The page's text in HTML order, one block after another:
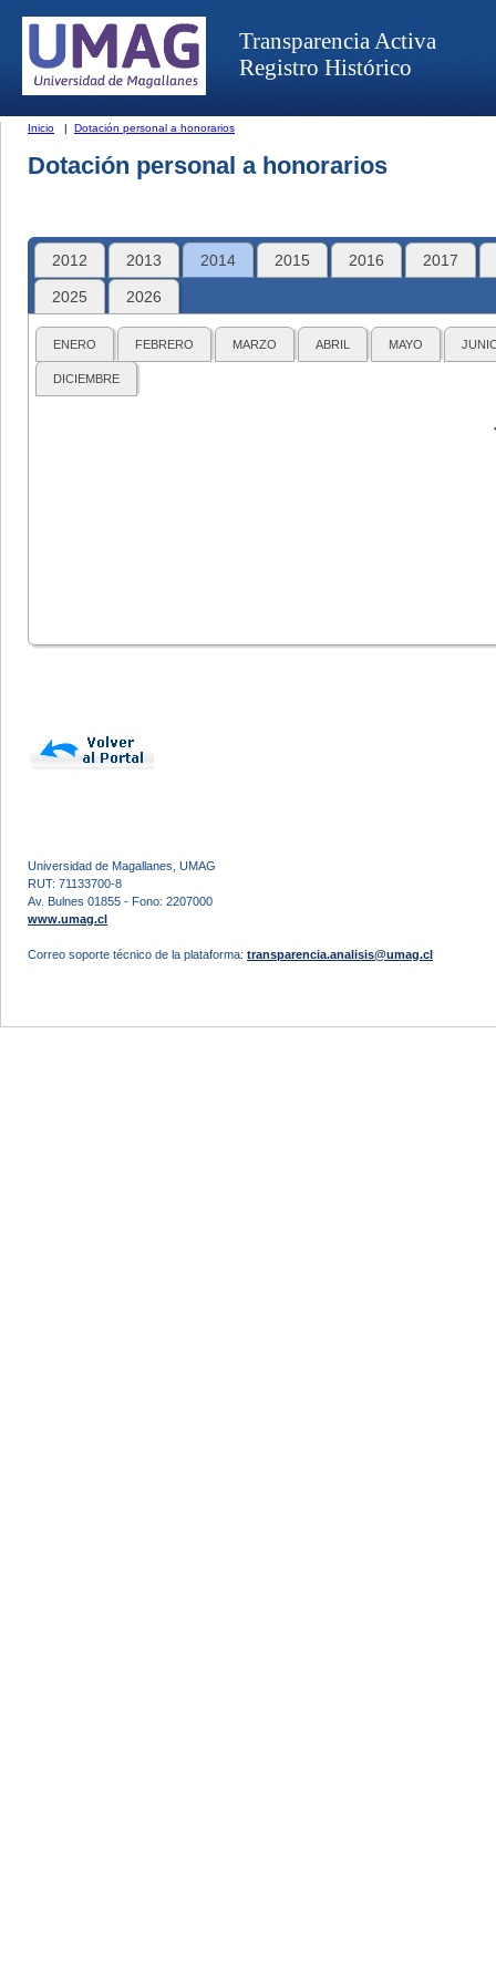
Transparencia Activa
Registro Histórico
Inicio | Dotación personal a honorarios
Dotación personal a honorarios
2012 2013 2014 2015 2016 2017
2025 2026
ENERO FEBRERO MARZO ABRIL MAYO
DICIEMBRE
Universidad de Magallanes, UMAG
RUT: 71133700-8
Av. Bulnes 01855 - Fono: 2207000
www.umag.cl
Correo soporte técnico de la plataforma: transparencia.analisis@umag.cl